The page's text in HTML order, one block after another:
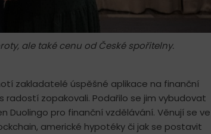
ale také cenu od České spořitelny.
zakladatelé úspěšné aplikace na finanční
zopakovali. Podařilo se jim vybudovat
Duolingo pro finanční vzdělávání. Věnují se ve
americké hypotéky či jak se postavit